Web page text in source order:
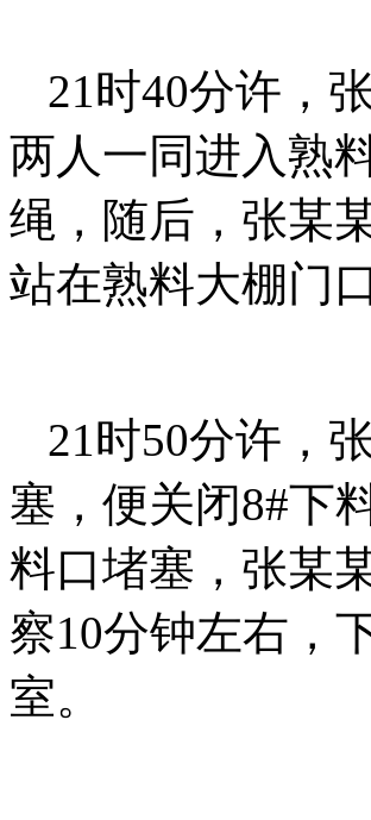
21时40分许，
两人一同进入熟
绳，随后，张某
站在熟料大棚门口
21时50分许，
塞，便关闭8#下
料口堵塞，张某
察10分钟左右，
室。